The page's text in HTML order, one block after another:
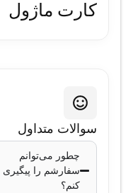
کارت ماژول
NM-8X
تعداد پورت‌ها:
پورت SFP+
سوالات متداول
چطور می‌توانم
سفارشم را پیگیری
کنم؟